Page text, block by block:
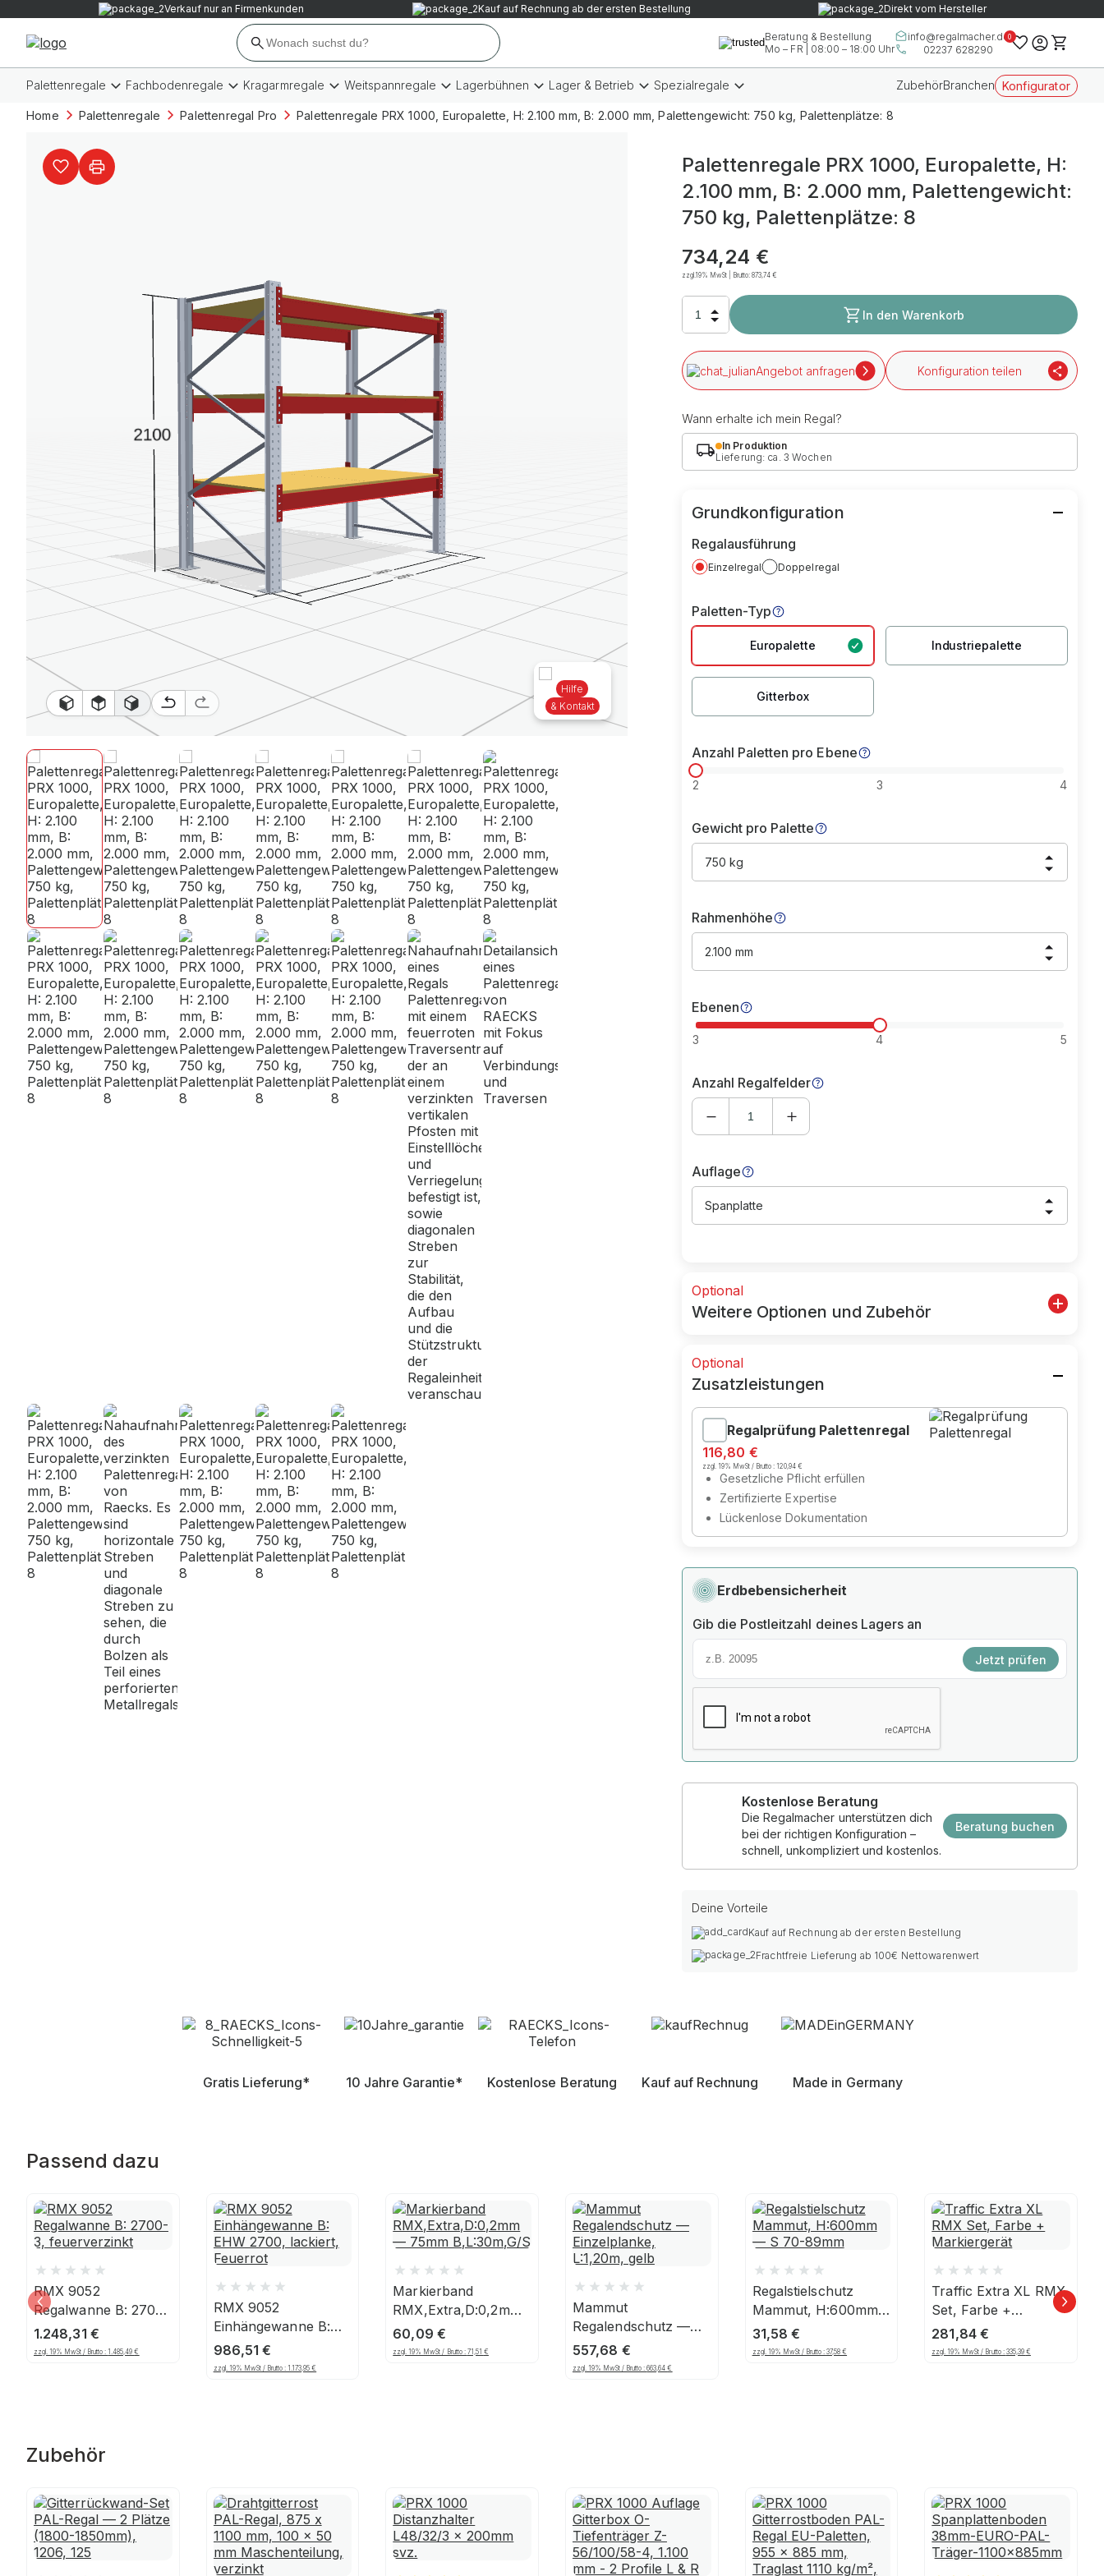
Verkauf nur an Firmenkunden Kauf auf Rechnung ab der ersten Bestellung Direkt vom Hersteller
Beratung & Bestellung
Mo – FR | 08:00 – 18:00 Uhr
info@regalmacher.de
02237 628290
0
Palettenregale Fachbodenregale Kragarmregale Weitspannregale Lagerbühnen Lager & Betrieb Spezialregale ZubehörBranchen Konfigurator
Home Palettenregale Palettenregal Pro Palettenregale PRX 1000, Europalette, H: 2.100 mm, B: 2.000 mm, Palettengewicht: 750 kg, Palettenplätze: 8
Hilfe
& Kontakt
Palettenregale PRX 1000, Europalette, H:
2.100 mm, B: 2.000 mm, Palettengewicht:
750 kg, Palettenplätze: 8
734,24 €
zzgl.19% MwSt | Brutto:873,74 €
In den Warenkorb
Angebot anfragen Konfiguration teilen
Wann erhalte ich mein Regal?
In Produktion
Lieferung: ca. 3 Wochen
Grundkonfiguration
Regalausführung
Einzelregal Doppelregal
Paletten-Typ
Europalette Industriepalette
Gitterbox
Anzahl Paletten pro Ebene
2 3 4
Gewicht pro Palette
750 kg
Rahmenhöhe
2.100 mm
Ebenen
3 4 5
Anzahl Regalfelder
Auflage
Spanplatte
Optional
Weitere Optionen und Zubehör
Optional
Zusatzleistungen
Regalprüfung Palettenregal
116,80 €
zzgl. 19% MwSt / Brutto :120,94 €
Gesetzliche Pflicht erfüllen
Zertifizierte Expertise
Lückenlose Dokumentation
Erdbebensicherheit
Gib die Postleitzahl deines Lagers an
Jetzt prüfen
Kostenlose Beratung
Die Regalmacher unterstützen dich
bei der richtigen Konfiguration –
schnell, unkompliziert und kostenlos.
Beratung buchen
Deine Vorteile
Kauf auf Rechnung ab der ersten Bestellung
Frachtfreie Lieferung ab 100€ Nettowarenwert
Gratis Lieferung* 10 Jahre Garantie* Kostenlose Beratung Kauf auf Rechnung Made in Germany
Passend dazu
RMX 9052
Regalwanne B: 2700-
3, feuerverzinkt
1.248,31 €
zzgl. 19% MwSt / Brutto :1.485,49€
RMX 9052
Einhängewanne B:
EHW 2700, lackiert,
Feuerrot
986,51€
zzgl. 19% MwSt / Brutto : 1.173,95€
Markierband
RMX,Extra,D:0,2mm
— 75mm
B,L:30m,G/S
60,09 €
zzgl. 19% MwSt / Brutto : 71,51 €
Mammut
Regalendschutz —
Einzelplanke,
L:1,20m, gelb
557,68 €
zzgl. 19% MwSt / Brutto :663,64€
Regalstielschutz
Mammut, H:600mm
— S 70-89mm
31,58€
zzgl. 19% MwSt / Brutto : 37,58€
Traffic Extra XL RMX
Set, Farbe +
Markiergerät
281,84 €
zzgl. 19% MwSt / Brutto : 335,39 €
Zubehör